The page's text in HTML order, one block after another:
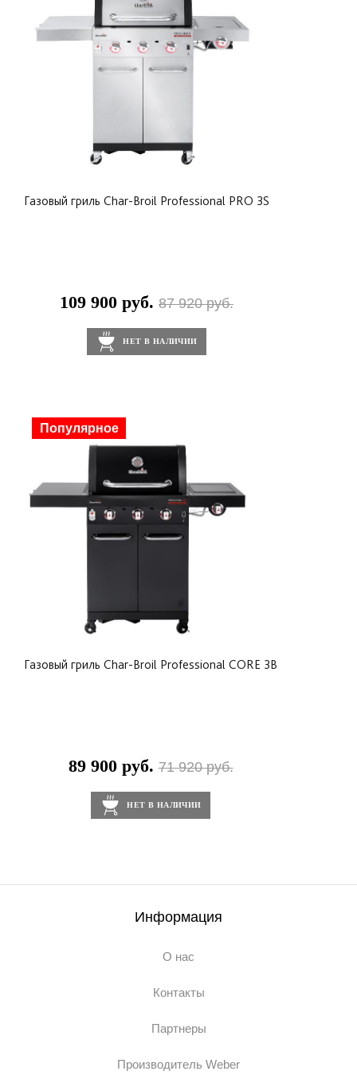
боковые ручки из прочного пластика удобны для
транспортировки.
Гарантия на горелки и крышку 5 лет, на все
Газовый гриль Char-Broil Professional PRO 3S
109 900 руб. 87 920 руб.
НЕТ В НАЛИЧИИ
Скидка
Популярное
Газовый гриль Char-Broil Professional CORE 3B
89 900 руб.71 920 руб.
НЕТ В НАЛИЧИИ
Информация
О нас
Контакты
Партнеры
Производитель Weber